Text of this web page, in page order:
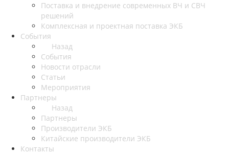
Поставка и внедрение современных ВЧ и СВЧ
решений
Комплексная и проектная поставка ЭКБ
События
Назад
События
Новости отрасли
Статьи
Мероприятия
Партнеры
Назад
Партнеры
Производители ЭКБ
Китайские производители ЭКБ
Контакты